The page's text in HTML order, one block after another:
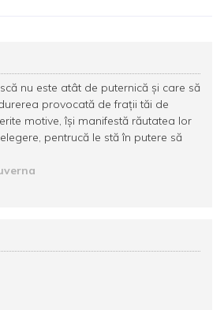
nu este atât de puternică şi care să
provocată de fraţii tăi de
motive, îşi manifestă răutatea lor
pentrucă le stă în putere să